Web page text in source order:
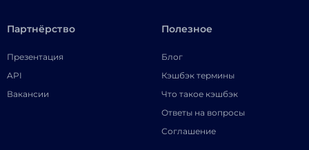
Партнёрство
Презентация
API
Вакансии
Полезное
Блог
Кэшбэк термины
Что такое кэшбэк
Ответы на вопросы
Соглашение